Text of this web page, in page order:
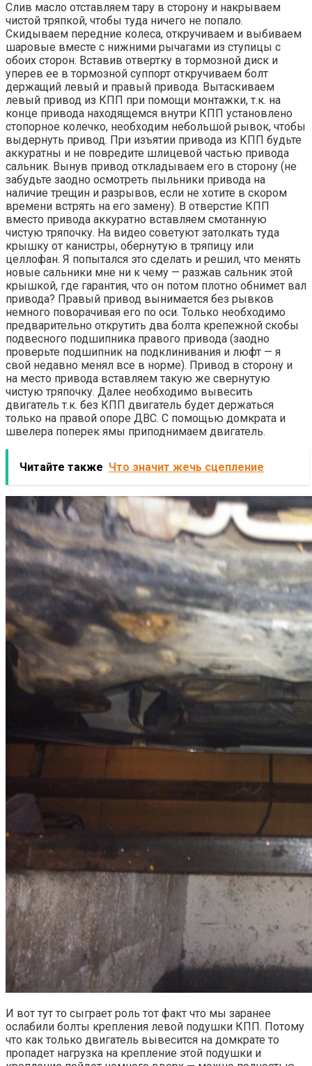
Слив масло отставляем тару в сторону и накрываем
чистой тряпкой, чтобы туда ничего не попало.
Скидываем передние колеса, откручиваем и выбиваем
шаровые вместе с нижними рычагами из ступицы с
обоих сторон. Вставив отвертку в тормозной диск и
уперев ее в тормозной суппорт откручиваем болт
держащий левый и правый привода. Вытаскиваем
левый привод из КПП при помощи монтажки, т.к. на
конце привода находящемся внутри КПП установлено
стопорное колечко, необходим небольшой рывок, чтобы
выдернуть привод. При изъятии привода из КПП будьте
аккуратны и не повредите шлицевой частью привода
сальник. Вынув привод откладываем его в сторону (не
забудьте заодно осмотреть пыльники привода на
наличие трещин и разрывов, если не хотите в скором
времени встрять на его замену). В отверстие КПП
вместо привода аккуратно вставляем смотанную
чистую тряпочку. На видео советуют затолкать туда
крышку от канистры, обернутую в тряпицу или
целлофан. Я попытался это сделать и решил, что менять
новые сальники мне ни к чему — разжав сальник этой
крышкой, где гарантия, что он потом плотно обнимет вал
привода? Правый привод вынимается без рывков
немного поворачивая его по оси. Только необходимо
предварительно открутить два болта крепежной скобы
подвесного подшипника правого привода (заодно
проверьте подшипник на подклинивания и люфт — я
свой недавно менял все в норме). Привод в сторону и
на место привода вставляем такую же свернутую
чистую тряпочку. Далее необходимо вывесить
двигатель т.к. без КПП двигатель будет держаться
только на правой опоре ДВС. С помощью домкрата и
швелера поперек ямы приподнимаем двигатель.
Читайте также Что значит жечь сцепление
И вот тут то сыграет роль тот факт что мы заранее
ослабили болты крепления левой подушки КПП. Потому
что как только двигатель вывесится на домкрате то
пропадет нагрузка на крепление этой подушки и